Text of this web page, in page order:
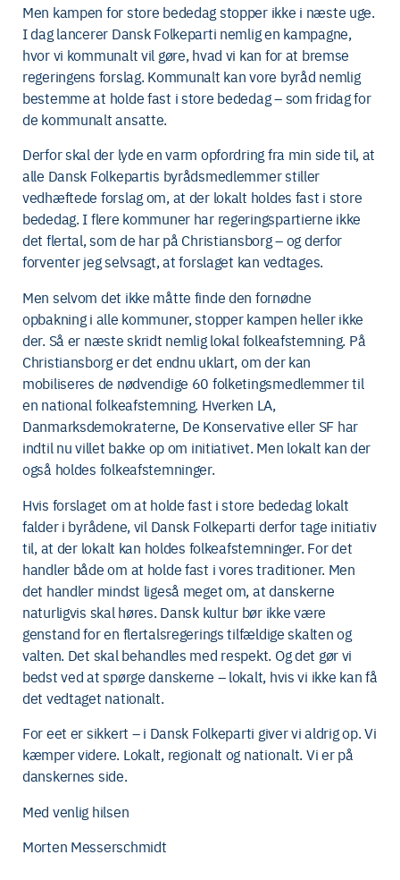
Men kampen for store bededag stopper ikke i næste uge.
I dag lancerer Dansk Folkeparti nemlig en kampagne,
hvor vi kommunalt vil gøre, hvad vi kan for at bremse
regeringens forslag. Kommunalt kan vore byråd nemlig
bestemme at holde fast i store bededag – som fridag for
de kommunalt ansatte.
Derfor skal der lyde en varm opfordring fra min side til, at
alle Dansk Folkepartis byrådsmedlemmer stiller
vedhæftede forslag om, at der lokalt holdes fast i store
bededag. I flere kommuner har regeringspartierne ikke
det flertal, som de har på Christiansborg – og derfor
forventer jeg selvsagt, at forslaget kan vedtages.
Men selvom det ikke måtte finde den fornødne
opbakning i alle kommuner, stopper kampen heller ikke
der. Så er næste skridt nemlig lokal folkeafstemning. På
Christiansborg er det endnu uklart, om der kan
mobiliseres de nødvendige 60 folketingsmedlemmer til
en national folkeafstemning. Hverken LA,
Danmarksdemokraterne, De Konservative eller SF har
indtil nu villet bakke op om initiativet. Men lokalt kan der
også holdes folkeafstemninger.
Hvis forslaget om at holde fast i store bededag lokalt
falder i byrådene, vil Dansk Folkeparti derfor tage initiativ
til, at der lokalt kan holdes folkeafstemninger. For det
handler både om at holde fast i vores traditioner. Men
det handler mindst ligeså meget om, at danskerne
naturligvis skal høres. Dansk kultur bør ikke være
genstand for en flertalsregerings tilfældige skalten og
valten. Det skal behandles med respekt. Og det gør vi
bedst ved at spørge danskerne – lokalt, hvis vi ikke kan få
det vedtaget nationalt.
For eet er sikkert – i Dansk Folkeparti giver vi aldrig op. Vi
kæmper videre. Lokalt, regionalt og nationalt. Vi er på
danskernes side.
Med venlig hilsen
Morten Messerschmidt